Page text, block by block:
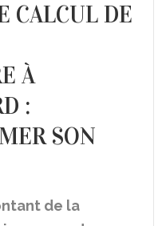
CALCUL DE
À
:
SON
de la